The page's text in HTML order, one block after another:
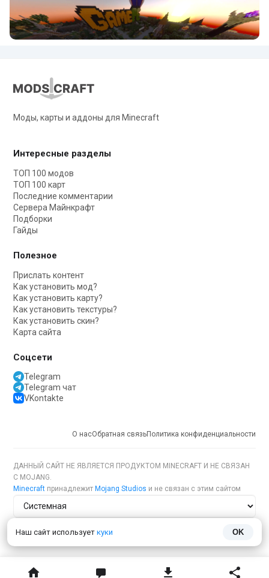
Наш сайт использует куки OK
Моды, карты и аддоны для Minecraft
Интересные разделы
ТОП 100 модов
ТОП 100 карт
Последние комментарии
Сервера Майнкрафт
Подборки
Гайды
Полезное
Прислать контент
Как установить мод?
Как установить карту?
Как установить текстуры?
Как установить скин?
Карта сайта
Соцсети
Telegram
Telegram чат
VKontakte
О насОбратная связьПолитика конфиденциальности
ДАННЫЙ САЙТ НЕ ЯВЛЯЕТСЯ ПРОДУКТОМ MINECRAFT И НЕ СВЯЗАН
С MOJANG.
Minecraft принадлежит Mojang Studios и не связан с этим сайтом
Тема сайта
Язык сайта